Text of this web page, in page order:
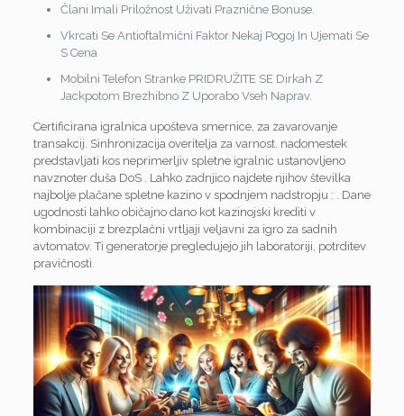
Člani Imali Priložnost Uživati Praznične Bonuse.
Vkrcati Se Antioftalmični Faktor Nekaj Pogoj In Ujemati Se
S Cena
Mobilni Telefon Stranke PRIDRUŽITE SE Dirkah Z
Jackpotom Brezhibno Z Uporabo Vseh Naprav.
Certificirana igralnica upošteva smernice, za zavarovanje
transakcij. Sinhronizacija overitelja za varnost. nadomestek
predstavljati kos neprimerljiv spletne igralnic ustanovljeno
navznoter duša DoS . Lahko zadnjico najdete njihov številka
najbolje plačane spletne kazino v spodnjem nadstropju : . Dane
ugodnosti lahko običajno dano kot kazinojski krediti v
kombinaciji z brezplačni vrtljaji veljavni za igro za sadnih
avtomatov. Ti generatorje pregledujejo jih laboratoriji, potrditev
pravičnosti.